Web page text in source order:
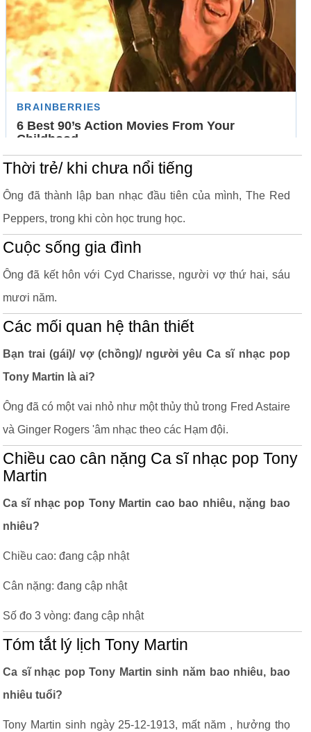
Thời trẻ/ khi chưa nổi tiếng
Ông đã thành lập ban nhạc đầu tiên của mình, The Red
Peppers, trong khi còn học trung học.
Cuộc sống gia đình
Ông đã kết hôn với Cyd Charisse, người vợ thứ hai, sáu
mươi năm.
Các mối quan hệ thân thiết
Bạn trai (gái)/ vợ (chồng)/ người yêu Ca sĩ nhạc pop
Tony Martin là ai?
Ông đã có một vai nhỏ như một thủy thủ trong Fred Astaire
và Ginger Rogers 'âm nhạc theo các Hạm đội.
Chiều cao cân nặng Ca sĩ nhạc pop Tony
Martin
Ca sĩ nhạc pop Tony Martin cao bao nhiêu, nặng bao
nhiêu?
Chiều cao: đang cập nhật
Cân nặng: đang cập nhật
Số đo 3 vòng: đang cập nhật
Tóm tắt lý lịch Tony Martin
Ca sĩ nhạc pop Tony Martin sinh năm bao nhiêu, bao
nhiêu tuổi?
Tony Martin sinh ngày 25-12-1913, mất năm , hưởng thọ